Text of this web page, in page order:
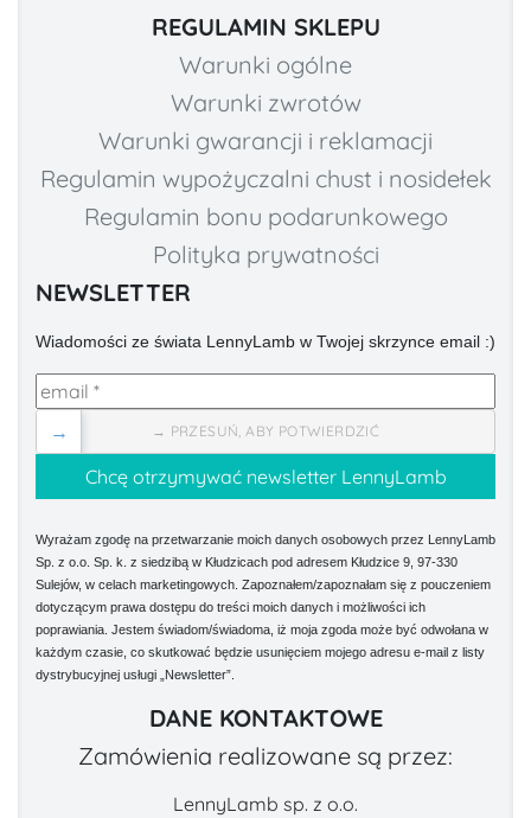
REGULAMIN SKLEPU
Warunki ogólne
Warunki zwrotów
Warunki gwarancji i reklamacji
Regulamin wypożyczalni chust i nosidełek
Regulamin bonu podarunkowego
Polityka prywatności
NEWSLETTER
Wiadomości ze świata LennyLamb w Twojej skrzynce email :)
→ PRZESUŃ, ABY POTWIERDZIĆ
→
Wyrażam zgodę na przetwarzanie moich danych osobowych przez LennyLamb
Sp. z o.o. Sp. k. z siedzibą w Kłudzicach pod adresem Kłudzice 9, 97-330
Sulejów, w celach marketingowych. Zapoznałem/zapoznałam się z pouczeniem
dotyczącym prawa dostępu do treści moich danych i możliwości ich
poprawiania. Jestem świadom/świadoma, iż moja zgoda może być odwołana w
każdym czasie, co skutkować będzie usunięciem mojego adresu e-mail z listy
dystrybucyjnej usługi „Newsletter”.
DANE KONTAKTOWE
Zamówienia realizowane są przez:
LennyLamb sp. z o.o.